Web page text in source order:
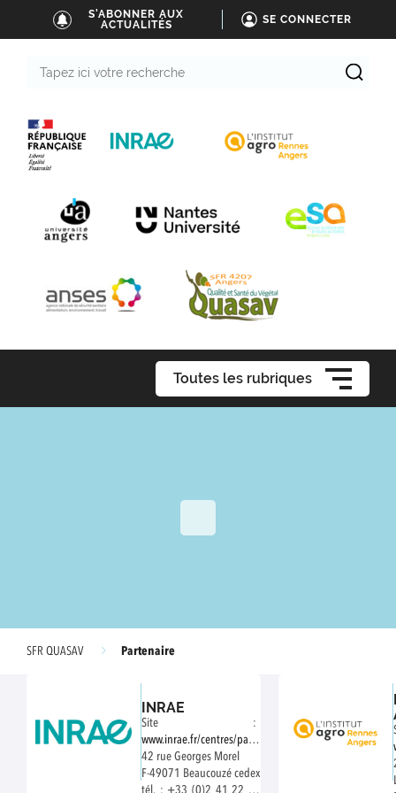
S'ABONNER AUX
ACTUALITÉS
SE CONNECTER
Toutes les rubriques
SFR QUASAV Partenaire
INRAE
Site :
www.inrae.fr/centres/pays-
loire
42 rue Georges Morel
F-49071 Beaucouzé cedex
tél. : +33 (0)2 41 22 56